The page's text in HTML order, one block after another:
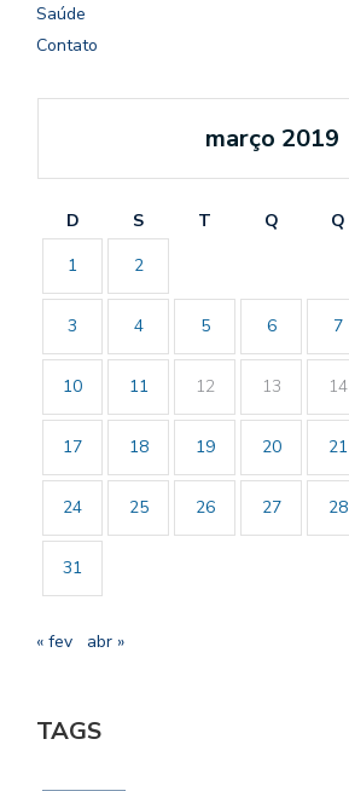
Saúde
Contato
março 2019
D S T Q Q
1
2
3 4 5 6 7
10 11 12 13 14
17 18 19 20 21
24 25 26 27 28
31
« fev abr »
TAGS